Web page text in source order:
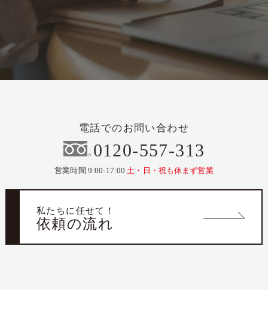
電話でのお問い合わせ
0120-557-313
営業時間 9:00-17:00 土・日・祝も休まず営業
私たちに任せて！
依頼の流れ